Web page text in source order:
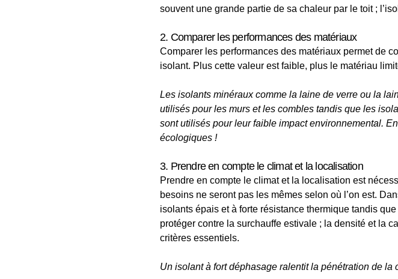
souvent une grande partie de sa chaleur par le toit ;
2. Comparer les performances des matériaux
Comparer les performances des matériaux permet de
isolant. Plus cette valeur est faible, plus le matériau
Les isolants minéraux comme la laine de verre ou la
utilisés pour les murs et les combles tandis que les
sont utilisés pour leur faible impact environnemental.
écologiques !
3. Prendre en compte le climat et la localisation
Prendre en compte le climat et la localisation est
besoins ne seront pas les mêmes selon où l’on est.
isolants épais et à forte résistance thermique tandis
protéger contre la surchauffe estivale ; la densité et la
critères essentiels.
Un isolant à fort déphasage ralentit la pénétration de la